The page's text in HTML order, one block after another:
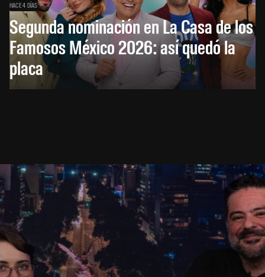
HACE 4 DÍAS
Segunda nominación en La Casa de los
Famosos México 2026: así quedó la
placa